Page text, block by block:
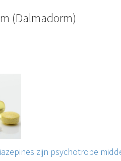
(Dalmadorm)
zijn psychotrope